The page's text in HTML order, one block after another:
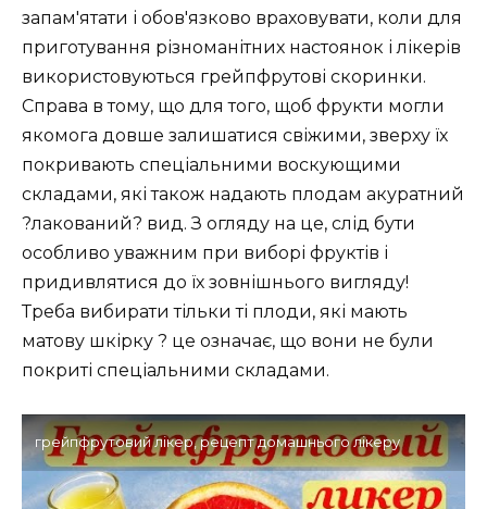
запам'ятати і обов'язково враховувати, коли для
приготування різноманітних настоянок і лікерів
використовуються грейпфрутові скоринки.
Справа в тому, що для того, щоб фрукти могли
якомога довше залишатися свіжими, зверху їх
покривають спеціальними воскующими
складами, які також надають плодам акуратний
?лакований? вид. З огляду на це, слід бути
особливо уважним при виборі фруктів і
придивлятися до їх зовнішнього вигляду!
Треба вибирати тільки ті плоди, які мають
матову шкірку ? це означає, що вони не були
покриті спеціальними складами.
грейпфрутовий лікер, рецепт домашнього лікеру